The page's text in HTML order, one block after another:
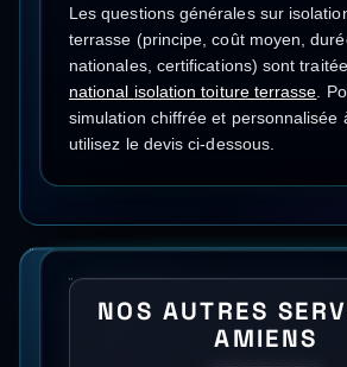
Les questions générales sur
terrasse (principe, coût moyen,
nationales, certifications) sont
national isolation toiture terrasse.
simulation chiffrée et personnalisée
utilisez le devis ci-dessous.
NOS AUTRES
AMIENS